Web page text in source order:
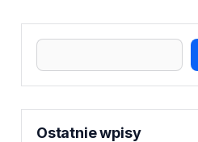
Ostatnie wpisy